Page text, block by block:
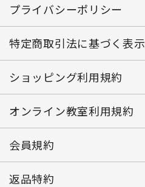
プライバシーポリシー
特定商取引法に基づく表示
ショッピング利用規約
オンライン教室利用規約
会員規約
返品特約